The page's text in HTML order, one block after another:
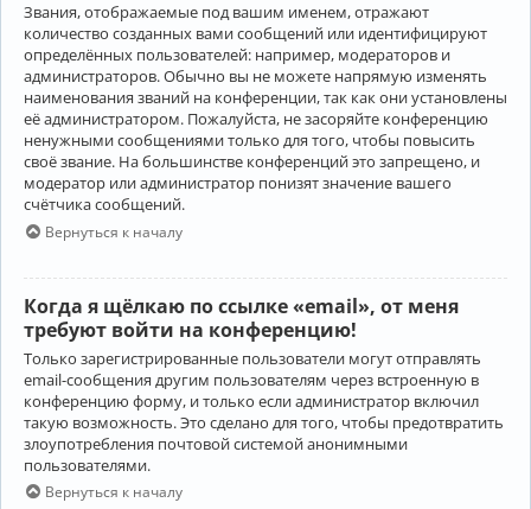
Звания, отображаемые под вашим именем, отражают
количество созданных вами сообщений или идентифицируют
определённых пользователей: например, модераторов и
администраторов. Обычно вы не можете напрямую изменять
наименования званий на конференции, так как они установлены
её администратором. Пожалуйста, не засоряйте конференцию
ненужными сообщениями только для того, чтобы повысить
своё звание. На большинстве конференций это запрещено, и
модератор или администратор понизят значение вашего
счётчика сообщений.
Вернуться к началу
Когда я щёлкаю по ссылке «email», от меня
требуют войти на конференцию!
Только зарегистрированные пользователи могут отправлять
email-сообщения другим пользователям через встроенную в
конференцию форму, и только если администратор включил
такую возможность. Это сделано для того, чтобы предотвратить
злоупотребления почтовой системой анонимными
пользователями.
Вернуться к началу